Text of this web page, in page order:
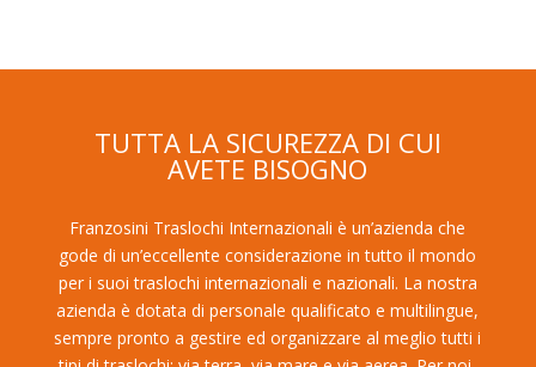
TUTTA LA SICUREZZA DI CUI
AVETE BISOGNO
Franzosini Traslochi Internazionali è un’azienda che
gode di un’eccellente considerazione in tutto il mondo
per i suoi traslochi internazionali e nazionali. La nostra
azienda è dotata di personale qualificato e multilingue,
sempre pronto a gestire ed organizzare al meglio tutti i